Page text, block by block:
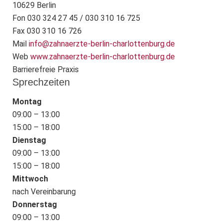
10629 Berlin
Fon 030 324 27 45 / 030 310 16 725
Fax 030 310 16 726
Mail info@zahnaerzte-berlin-charlottenburg.de
Web www.zahnaerzte-berlin-charlottenburg.de
Barrierefreie Praxis
Sprechzeiten
Montag
09:00 – 13:00
15:00 – 18:00
Dienstag
09:00 – 13:00
15:00 – 18:00
Mittwoch
nach Vereinbarung
Donnerstag
09:00 – 13:00